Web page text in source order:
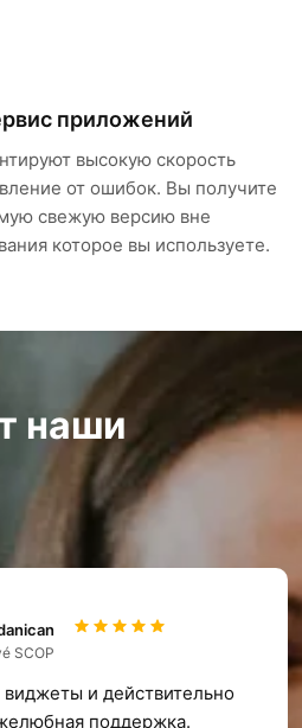
приложений
высокую скорость
от ошибок. Вы получите
свежую версию вне
которое вы используете.
наши
SCOP
и действительно
поддержка.